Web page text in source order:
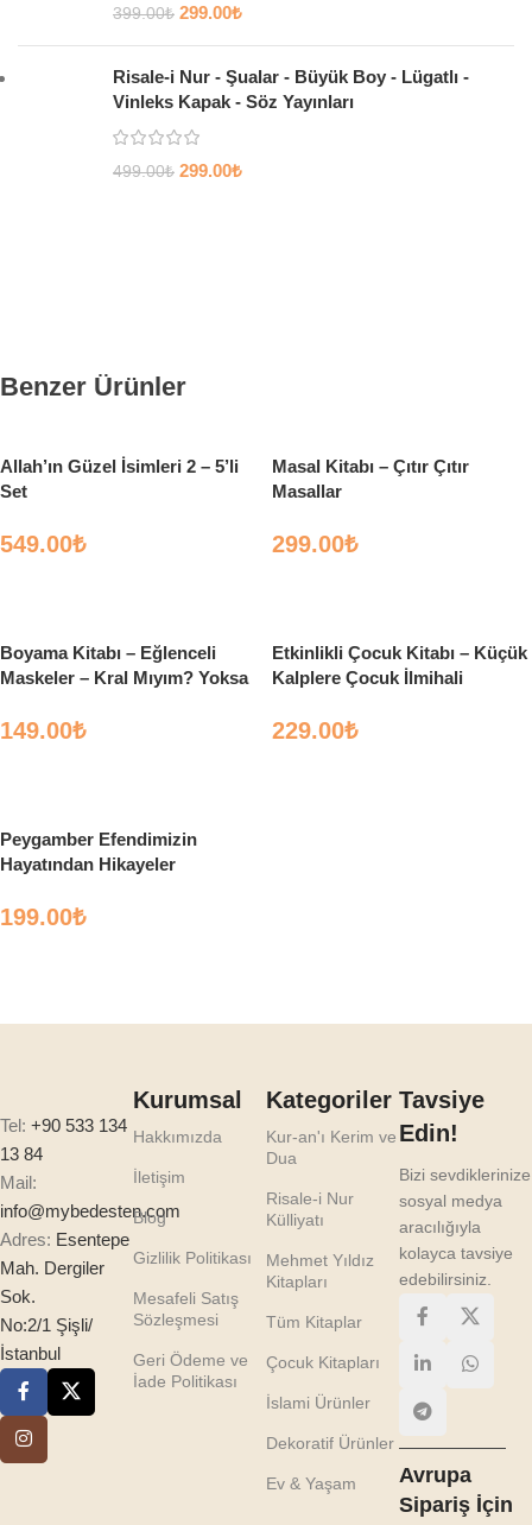
399.00₺ 299.00₺
Risale-i Nur - Şualar - Büyük Boy - Lügatlı -
Vinleks Kapak - Söz Yayınları
499.00₺ 299.00₺
Benzer Ürünler
Allah’ın Güzel İsimleri 2 – 5’li
Set
549.00₺
Masal Kitabı – Çıtır Çıtır
Masallar
299.00₺
Boyama Kitabı – Eğlenceli
Maskeler – Kral Mıyım? Yoksa
149.00₺
Etkinlikli Çocuk Kitabı – Küçük
Kalplere Çocuk İlmihali
229.00₺
Peygamber Efendimizin
Hayatından Hikayeler
199.00₺
Tel: +90 533 134
13 84
Mail:
info@mybedesten.com
Adres: Esentepe
Mah. Dergiler
Sok.
No:2/1 Şişli/
İstanbul
Kurumsal
Hakkımızda
İletişim
Blog
Gizlilik Politikası
Mesafeli Satış
Sözleşmesi
Geri Ödeme ve
İade Politikası
Kategoriler
Kur-an'ı Kerim ve
Dua
Risale-i Nur
Külliyatı
Mehmet Yıldız
Kitapları
Tüm Kitaplar
Çocuk Kitapları
İslami Ürünler
Dekoratif Ürünler
Ev & Yaşam
Tavsiye
Edin!
Bizi sevdiklerinize
sosyal medya
aracılığıyla
kolayca tavsiye
edebilirsiniz.
Avrupa
Sipariş İçin